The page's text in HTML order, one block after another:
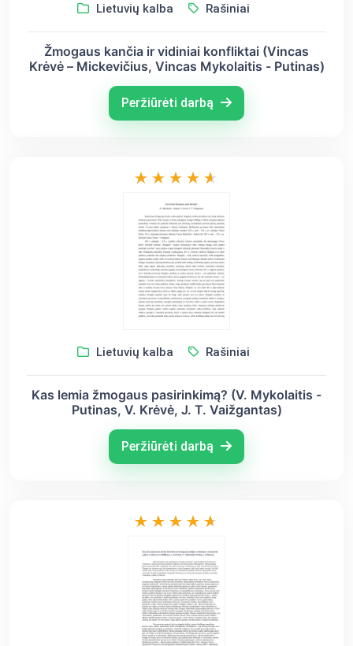
Lietuvių kalba Rašiniai
Žmogaus kančia ir vidiniai konfliktai (Vincas
Krėvė – Mickevičius, Vincas Mykolaitis - Putinas)
Peržiūrėti darbą
Lietuvių kalba Rašiniai
Kas lemia žmogaus pasirinkimą? (V. Mykolaitis -
Putinas, V. Krėvė, J. T. Vaižgantas)
Peržiūrėti darbą